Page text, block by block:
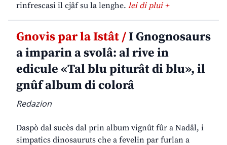
rinfrescasi il cjâf su la lenghe. lei di plui +
Gnovis par la Istât /I Gnognosaurs
a imparin a svolâ: al rive in
edicule «Tal blu piturât di blu», il
gnûf album di colorâ
Redazion
Daspò dal sucès dal prin album vignût fûr a Nadâl, i
simpatics dinosauruts che a fevelin par furlan a